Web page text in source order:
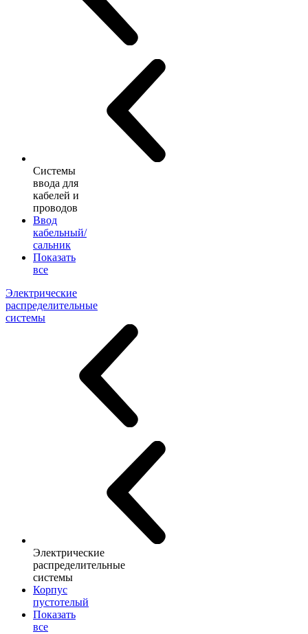
Системы
ввода для
кабелей и
проводов
Ввод
кабельный/
сальник
Показать
все
Электрические
распределительные
системы
Электрические
распределительные
системы
Корпус
пустотелый
Показать
все